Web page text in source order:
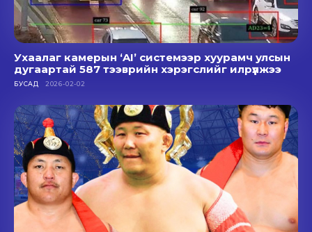
Ухаалаг камерын ‘AI’ системээр хуурамч улсын
дугаартай 587 тээврийн хэрэгслийг илрүүлжээ
БУСАД 2026-02-02